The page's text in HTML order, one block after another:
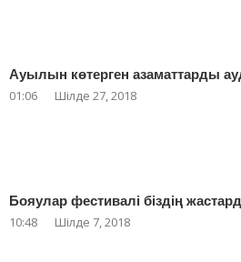
Ауылын көтерген азаматтарды
01:06 Шілде 27, 2018
Бояулар фестивалі біздің
10:48 Шілде 7, 2018